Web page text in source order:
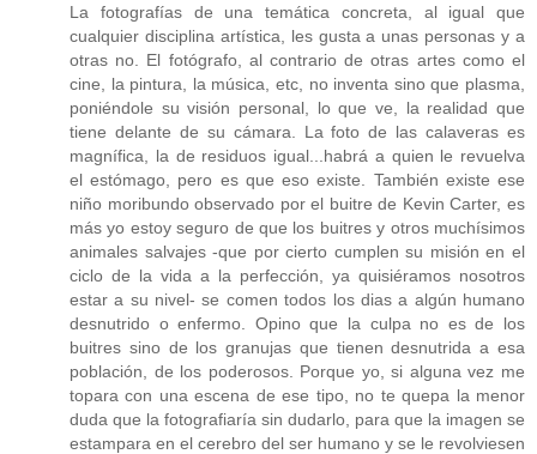
La fotografías de una temática concreta, al igual que
cualquier disciplina artística, les gusta a unas personas y a
otras no. El fotógrafo, al contrario de otras artes como el
cine, la pintura, la música, etc, no inventa sino que plasma,
poniéndole su visión personal, lo que ve, la realidad que
tiene delante de su cámara. La foto de las calaveras es
magnífica, la de residuos igual...habrá a quien le revuelva
el estómago, pero es que eso existe. También existe ese
niño moribundo observado por el buitre de Kevin Carter, es
más yo estoy seguro de que los buitres y otros muchísimos
animales salvajes -que por cierto cumplen su misión en el
ciclo de la vida a la perfección, ya quisiéramos nosotros
estar a su nivel- se comen todos los dias a algún humano
desnutrido o enfermo. Opino que la culpa no es de los
buitres sino de los granujas que tienen desnutrida a esa
población, de los poderosos. Porque yo, si alguna vez me
topara con una escena de ese tipo, no te quepa la menor
duda que la fotografiaría sin dudarlo, para que la imagen se
estampara en el cerebro del ser humano y se le revolviesen